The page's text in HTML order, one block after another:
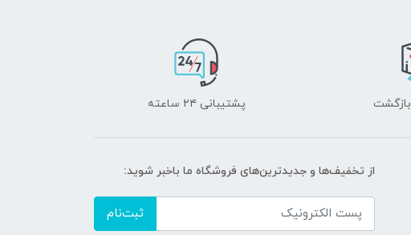
پشتیبانی ۲۴ ساعته
از تخفیف‌ها و جدیدترین‌های فروشگاه ما باخبر شوید:
ثبت‌نام